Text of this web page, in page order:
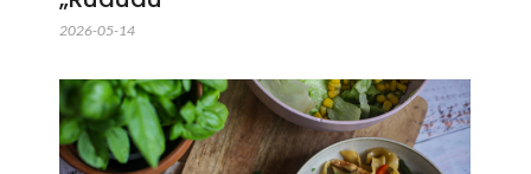
2026-05-14